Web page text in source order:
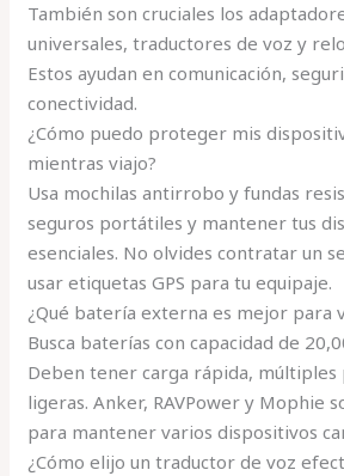
También son cruciales los
universales, traductores de voz y
Estos ayudan en comunicación,
conectividad.
¿Cómo puedo proteger mis
mientras viajo?
Usa mochilas antirrobo y fundas
seguros portátiles y mantener tus
esenciales. No olvides contratar un
usar etiquetas GPS para tu equipaje.
¿Qué batería externa es mejor para
Busca baterías con capacidad de
Deben tener carga rápida, múltiples
ligeras. Anker, RAVPower y Mophie
para mantener varios dispositivos
¿Cómo elijo un traductor de voz